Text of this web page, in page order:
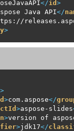
</id >
Java API</
>
>
>com.aspose</
>aspose-slides
>version of
>jdk17</